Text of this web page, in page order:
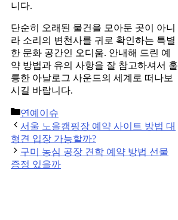
니다.
단순히 오래된 물건을 모아둔 곳이 아니
라 소리의 변천사를 귀로 확인하는 특별
한 문화 공간인 오디움. 안내해 드린 예
약 방법과 유의 사항을 잘 참고하셔서 훌
륭한 아날로그 사운드의 세계로 떠나보
시길 바랍니다.
Categories
연예이슈
Post
navigation
서울 노을캠핑장 예약 사이트 방법 대
형견 입장 가능할까?
구미 농심 공장 견학 예약 방법 선물
증정 있을까